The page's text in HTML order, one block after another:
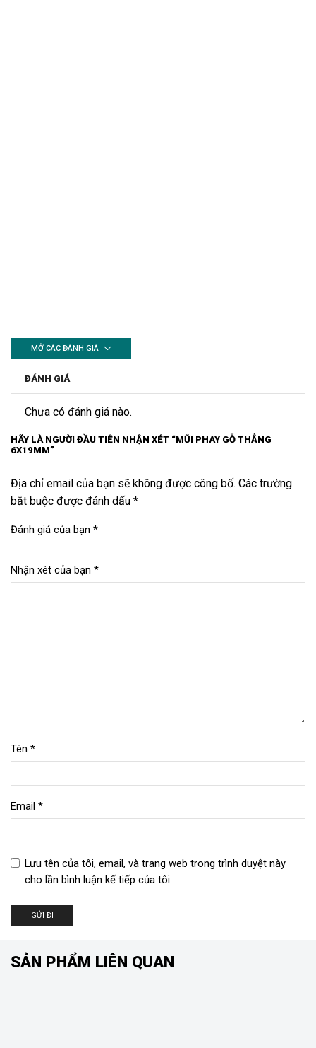
MỞ CÁC ĐÁNH GIÁ
ĐÁNH GIÁ
Chưa có đánh giá nào.
HÃY LÀ NGƯỜI ĐẦU TIÊN NHẬN XÉT “MŨI PHAY GỖ THẲNG
6X19MM”
Địa chỉ email của bạn sẽ không được công bố. Các trường
bắt buộc được đánh dấu *
Đánh giá của bạn *
Nhận xét của bạn *
Tên *
Email *
Lưu tên của tôi, email, và trang web trong trình duyệt này
cho lần bình luận kế tiếp của tôi.
SẢN PHẨM LIÊN QUAN